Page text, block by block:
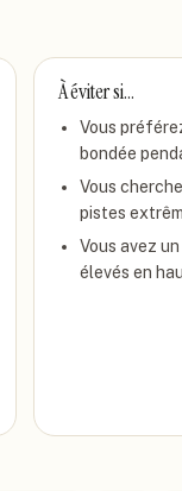
À éviter si…
Vous
bondée
Vous
pistes
Vous avez
élevés en